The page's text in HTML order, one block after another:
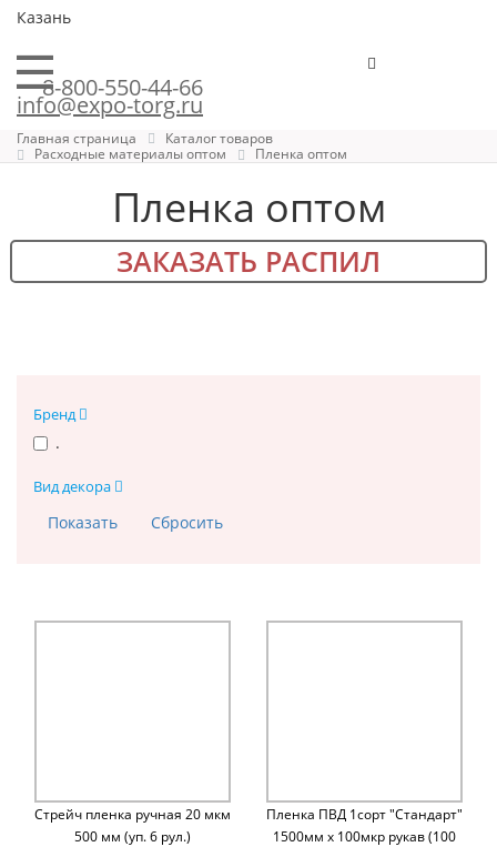
Казань
8-800-550-44-66
info@expo-torg.ru
Главная страница
Каталог товаров
Расходные материалы оптом
Пленка оптом
Пленка оптом
ЗАКАЗАТЬ РАСПИЛ
Бренд
.
Вид декора
Стрейч пленка ручная 20 мкм
500 мм (уп. 6 рул.)
Пленка ПВД 1сорт "Стандарт"
1500мм х 100мкр рукав (100